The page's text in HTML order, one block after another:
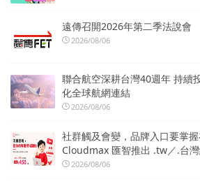
遠傳召開2026年第二季法說會
2026/08/06
聯合航空深耕台灣40週年 持續
化全球航網連結
2026/08/06
社群觸及會變，品牌入口要掌握
Cloudmax 匯智推出 .tw／.台
2026/08/06